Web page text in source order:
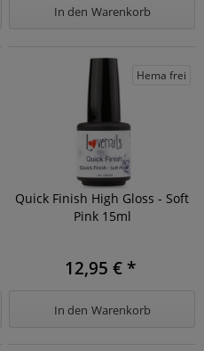
In den Warenkorb
Hema frei
Quick Finish High Gloss - Soft
Pink 15ml
12,95 € *
In den Warenkorb